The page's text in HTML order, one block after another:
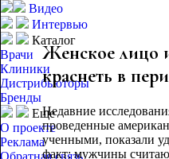
Видео
Интервью
Каталог
Врачи
Клиники
Дистрибьюторы
Бренды
Еще
О проекте
Реклама
Обратная связь
Женское лицо
краснеть в
Недавние
проведенные
ученными, показали
факт: мужчины